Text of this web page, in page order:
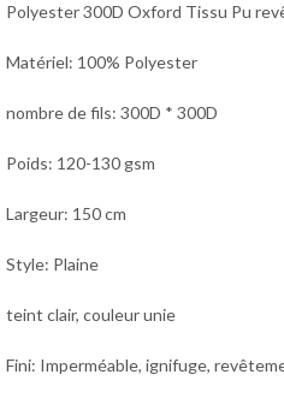
Polyester 300D Oxford Tissu Pu
Matériel: 100% Polyester
nombre de fils: 300D * 300D
Poids: 120-130 gsm
Largeur: 150 cm
Style: Plaine
teint clair, couleur unie
Fini: Imperméable, ignifuge,